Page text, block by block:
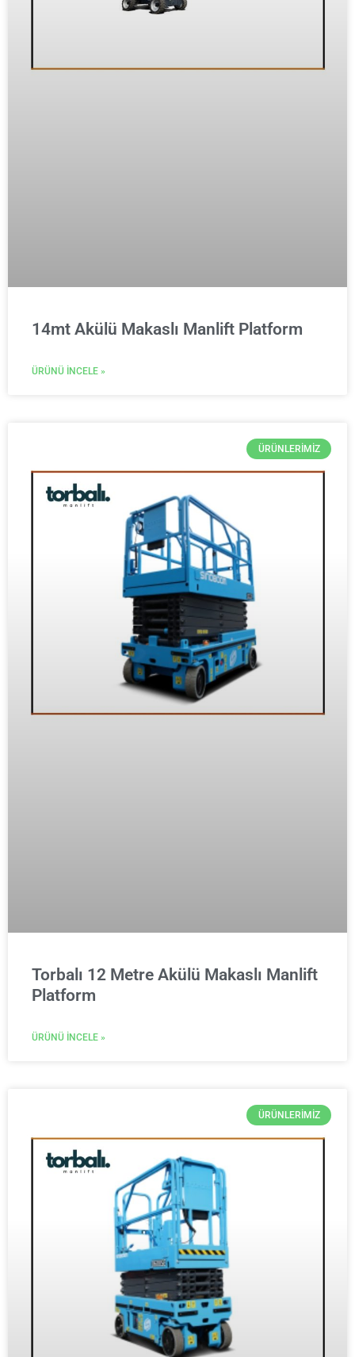
14mt Akülü Makaslı Manlift Platform
ÜRÜNÜ İNCELE »
ÜRÜNLERIMIZ
Torbalı 12 Metre Akülü Makaslı Manlift
Platform
ÜRÜNÜ İNCELE »
ÜRÜNLERIMIZ